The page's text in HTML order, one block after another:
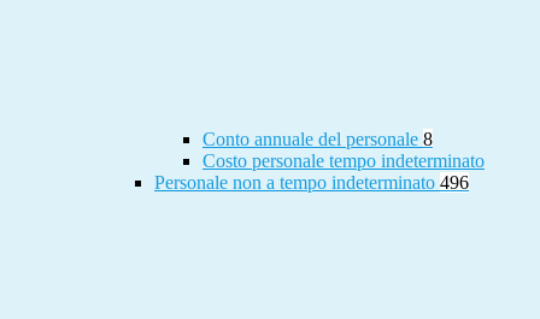
Conto annuale del personale 8
Costo personale tempo indeterminato
Personale non a tempo indeterminato 496